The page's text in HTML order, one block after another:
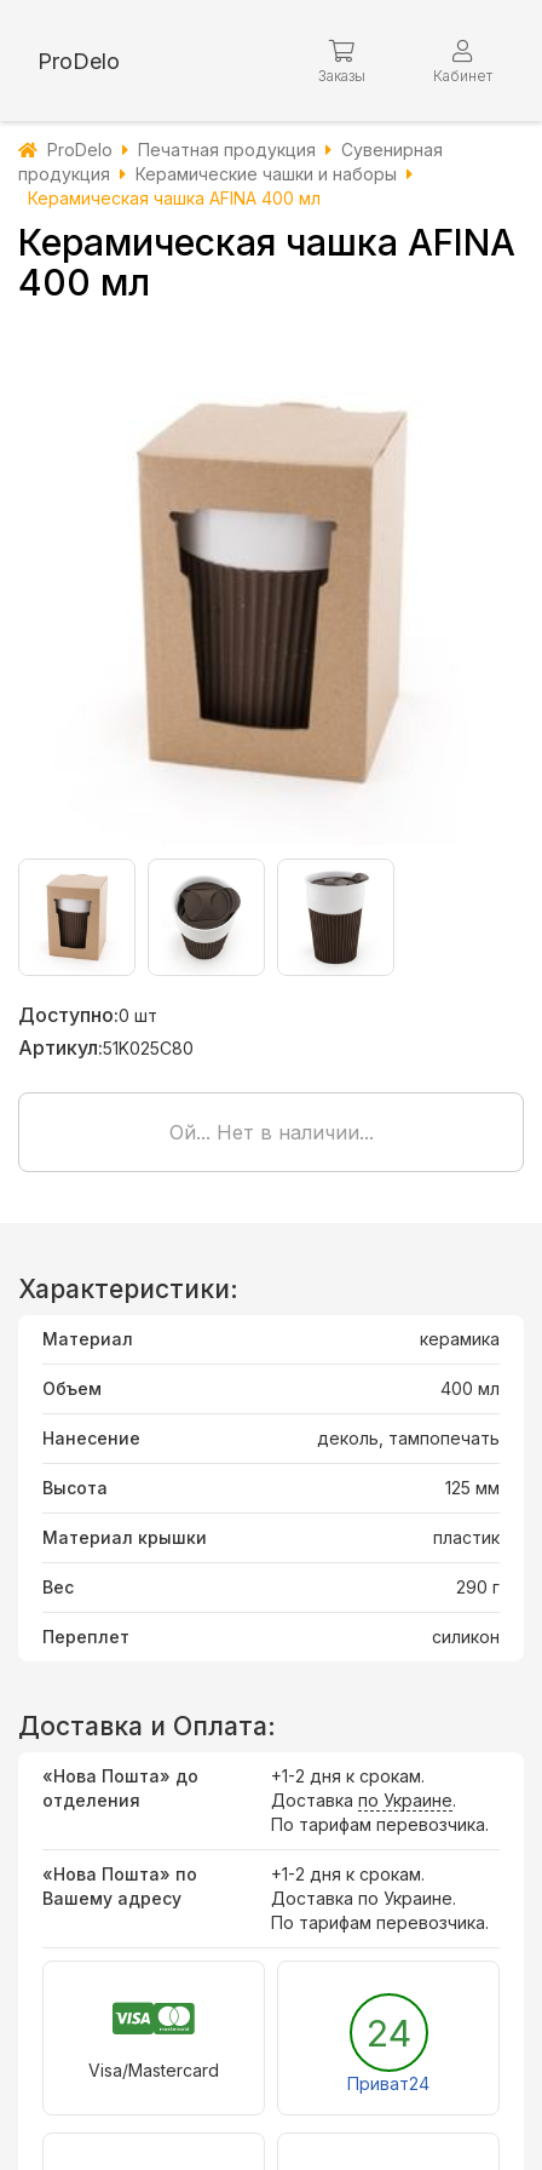
ProDelo
Заказы Кабинет
ProDelo Печатная продукция
Сувенирная
продукция
Керамические чашки и наборы
Керамическая чашка AFINA 400 мл
Керамическая чашка AFINA
400 мл
Доступно:0 шт
Артикул:51K025C80
Ой... Нет в наличии...
Характеристики:
Материал керамика
Объем 400 мл
Нанесение деколь, тампопечать
Высота 125 мм
Материал крышки пластик
Вес 290 г
Переплет силикон
Доставка и Оплата:
«Нова Пошта» до
отделения
+1-2 дня к срокам.
Доставка по Украине.
По тарифам перевозчика.
«Нова Пошта» по
Вашему адресу
+1-2 дня к срокам.
Доставка по Украине.
По тарифам перевозчика.
Visa/Mastercard
24
Приват24